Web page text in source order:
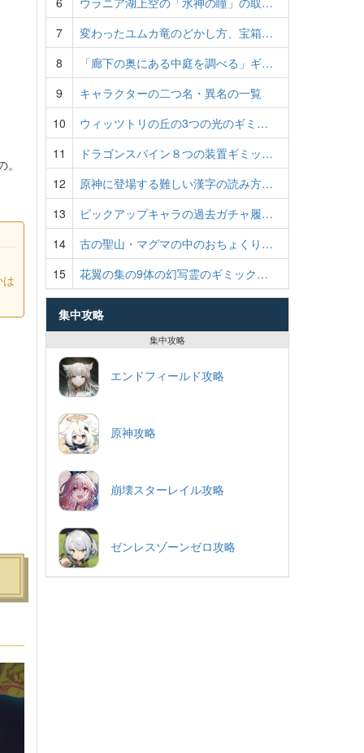
7
変わったユムカ竜のどかし方、宝箱…
8
「廊下の奥にある中庭を調べる」ギ…
9
キャラクターの二つ名・異名の一覧
10
ウィッツトリの丘の3つの光のギミ…
11
ドラゴンスパイン８つの装置ギミッ…
12
原神に登場する難しい漢字の読み方…
13
ピックアップキャラの過去ガチャ履…
14
古の聖山・マグマの中のおちょくり…
15
花翼の集の9体の幻写霊のギミック…
集中攻略
集中攻略
エンドフィールド攻略
原神攻略
崩壊スターレイル攻略
ゼンレスゾーンゼロ攻略